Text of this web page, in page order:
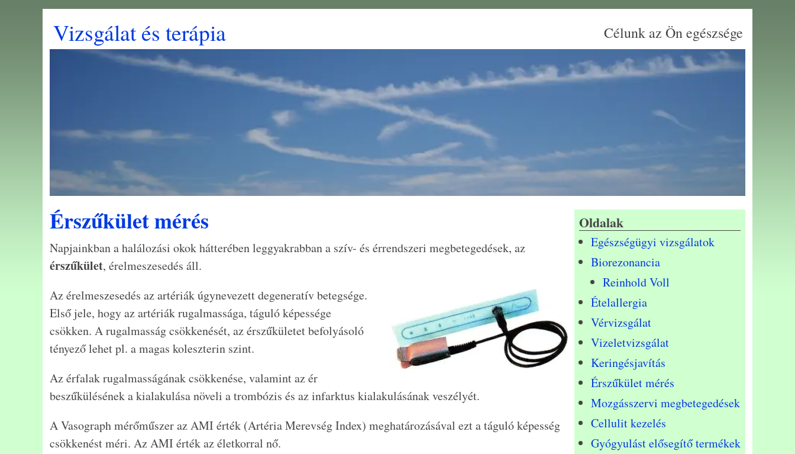
Vizsgálat és terápia Célunk az Ön egészsége
Érszűkület mérés
Napjainkban a halálozási okok hátterében leggyakrabban a szív- és érrendszeri megbetegedések, az
érszűkület, érelmeszesedés áll.
Az érelmeszesedés az artériák úgynevezett degeneratív betegsége.
Első jele, hogy az artériák rugalmassága, táguló képessége
csökken. A rugalmasság csökkenését, az érszűkületet befolyásoló
tényező lehet pl. a magas koleszterin szint.
Az érfalak rugalmasságának csökkenése, valamint az ér
beszűkülésének a kialakulása növeli a trombózis és az infarktus kialakulásának veszélyét.
A Vasograph mérőműszer az AMI érték (Artéria Merevség Index) meghatározásával ezt a táguló képesség
csökkenést méri. Az AMI érték az életkorral nő.
Oldalak
Egészségügyi vizsgálatok
Biorezonancia
Reinhold Voll
Ételallergia
Vérvizsgálat
Vizeletvizsgálat
Keringésjavítás
Érszűkület mérés
Mozgásszervi megbetegedések
Cellulit kezelés
Gyógyulást elősegítő termékek